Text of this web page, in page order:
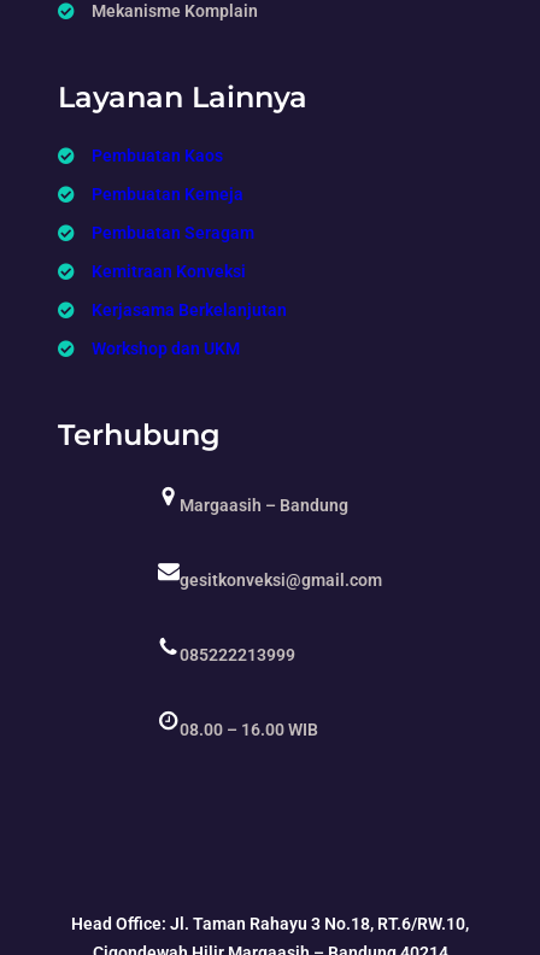
Mekanisme Komplain
Layanan Lainnya
Pembuatan Kaos
Pembuatan Kemeja
Pembuatan Seragam
Kemitraan Konveksi
Kerjasama Berkelanjutan
Workshop dan UKM
Terhubung
Margaasih – Bandung
gesitkonveksi@gmail.com
085222213999
08.00 – 16.00 WIB
Head Office: Jl. Taman Rahayu 3 No.18, RT.6/RW.10,